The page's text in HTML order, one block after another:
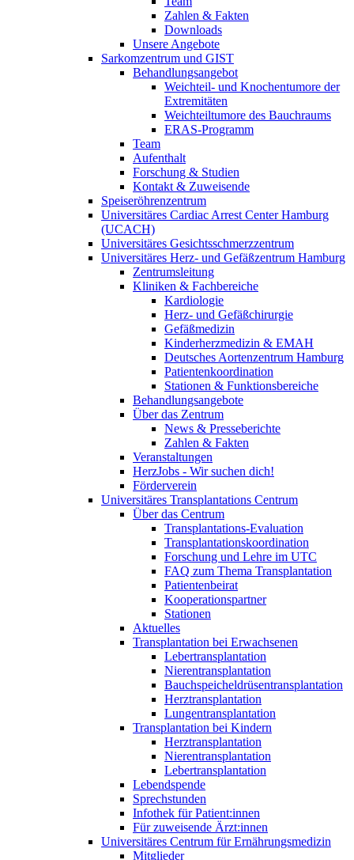
Zahlen & Fakten
Downloads
Unsere Angebote
Sarkomzentrum und GIST
Behandlungsangebot
Weichteil- und Knochentumore der
Extremitäten
Weichteiltumore des Bauchraums
ERAS-Programm
Team
Aufenthalt
Forschung & Studien
Kontakt & Zuweisende
Speiseröhrenzentrum
Universitäres Cardiac Arrest Center Hamburg
(UCACH)
Universitäres Gesichtsschmerzzentrum
Universitäres Herz- und Gefäßzentrum Hamburg
Zentrumsleitung
Kliniken & Fachbereiche
Kardiologie
Herz- und Gefäßchirurgie
Gefäßmedizin
Kinderherzmedizin & EMAH
Deutsches Aortenzentrum Hamburg
Patientenkoordination
Stationen & Funktionsbereiche
Behandlungsangebote
Über das Zentrum
News & Presseberichte
Zahlen & Fakten
Veranstaltungen
HerzJobs - Wir suchen dich!
Förderverein
Universitäres Transplantations Centrum
Über das Centrum
Transplantations-Evaluation
Transplantationskoordination
Forschung und Lehre im UTC
FAQ zum Thema Transplantation
Patientenbeirat
Kooperationspartner
Stationen
Aktuelles
Transplantation bei Erwachsenen
Lebertransplantation
Nierentransplantation
Bauchspeicheldrüsentransplantation
Herztransplantation
Lungentransplantation
Transplantation bei Kindern
Herztransplantation
Nierentransplantation
Lebertransplantation
Lebendspende
Sprechstunden
Infothek für Patient:innen
Für zuweisende Ärzt:innen
Universitäres Centrum für Ernährungsmedizin
Mitglieder